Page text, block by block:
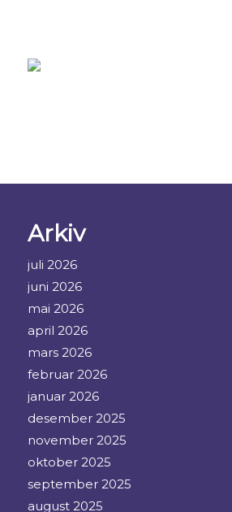
Arkiv
juli 2026
juni 2026
mai 2026
april 2026
mars 2026
februar 2026
januar 2026
desember 2025
november 2025
oktober 2025
september 2025
august 2025